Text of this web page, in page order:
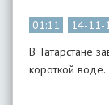
01:11 14-11-
В Татарстане
короткой воде.